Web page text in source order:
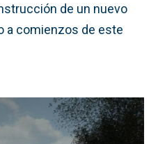
de un nuevo
a comienzos de este